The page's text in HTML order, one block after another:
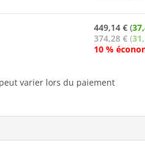
449,14 € (
374,28 € (
10 %
varier lors du paiement